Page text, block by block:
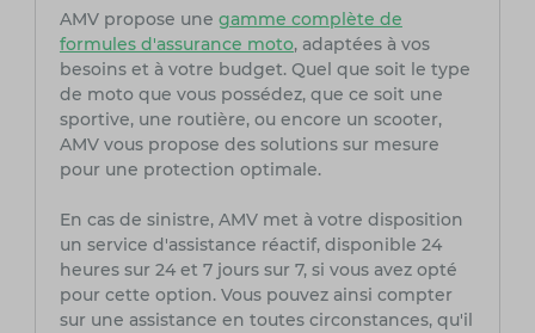
AMV propose une gamme complète de
formules d'assurance moto, adaptées à vos
besoins et à votre budget. Quel que soit le type
de moto que vous possédez, que ce soit une
sportive, une routière, ou encore un scooter,
AMV vous propose des solutions sur mesure
pour une protection optimale.
En cas de sinistre, AMV met à votre disposition
un service d'assistance réactif, disponible 24
heures sur 24 et 7 jours sur 7, si vous avez opté
pour cette option. Vous pouvez ainsi compter
sur une assistance en toutes circonstances, qu'il